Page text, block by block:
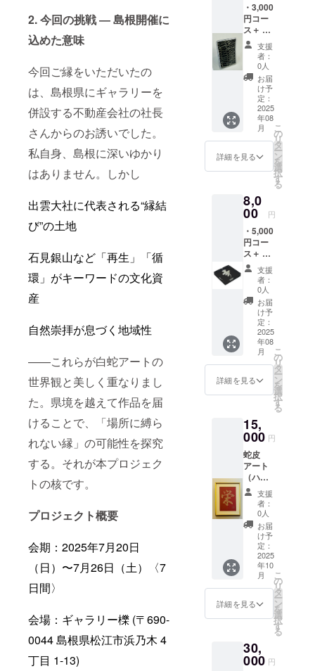
2. 今回の挑戦 ― 島根開催に
込めた意味
今回ご縁をいただいたの
は、島根県にギャラリーを
併設する不動産会社の社長
さんからのお誘いでした。
私自身、島根に深いゆかり
はありません。しかし
出雲大社に代表される“縁結
び”の土地
石見銀山など「再生」「循
環」がキーワードの文化資
産
自然崇拝が息づく地域性
——これらが白蛇アートの
世界観と美しく重なりまし
た。県境を越えて作品を届
けることで、「場所に縛ら
れない縁」の可能性を探究
する。それが本プロジェク
トの核です。
プロジェクト概要
会期：2025年7月20日
（日）〜7月26日（土）〈7
日間〉
会場：ギャラリー櫟 (〒690-
0044 島根県松江市浜乃木 4
丁目 1-13)
・3,000
円コー
ス＋ ・
4×6セン
チの限
定デザ
イン白
蛇お守
支援
者：
0人
お届
け予
定：
2025
年08
月
詳細を見る
こ
の
リ
タ
ー
ン
を
選
択
す
る
8,0
00 円
・5,000
円コー
ス＋ ・
90mm×
90mm×
20㎜ 白
蛇アー
ト写真
入りア
クリル
ブロッ
支援
者：
0人
お届
け予
定：
2025
年08
月
詳細を見る
こ
の
リ
タ
ー
ン
を
選
択
す
る
15,
000 円
蛇皮
アート
（ハガ
キサイ
ズ・額
付き）
※文字を
選ぶこ
とはで
きませ
支援
者：
0人
お届
け予
定：
2025
年10
月
詳細を見る
こ
の
リ
タ
ー
ン
を
選
択
す
る
30,
000 円